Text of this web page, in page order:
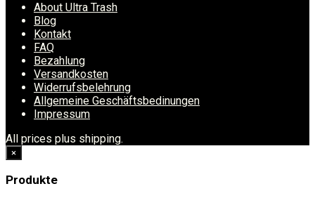
About Ultra Trash
Blog
Kontakt
FAQ
Bezahlung
Versandkosten
Widerrufsbelehrung
Allgemeine Geschäftsbedinungen
Impressum
All prices plus shipping.
×
Produkte